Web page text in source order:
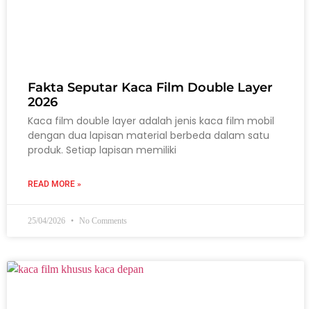
Fakta Seputar Kaca Film Double Layer
2026
Kaca film double layer adalah jenis kaca film mobil
dengan dua lapisan material berbeda dalam satu
produk. Setiap lapisan memiliki
READ MORE »
25/04/2026 No Comments